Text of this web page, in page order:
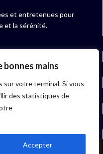
mains
votre terminal. Si vous
des statistiques de
Accepter
et entretenues pour
et la sérénité.